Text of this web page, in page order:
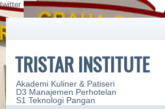
twitter
TRISTAR INSTITUTE
Akademi Kuliner & Patiseri
D3 Manajemen Perhotelan
S1 Teknologi Pangan